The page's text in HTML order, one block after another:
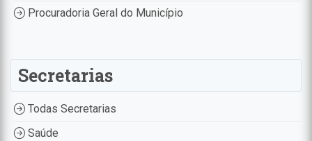
Procuradoria Geral do Município
Secretarias
Todas Secretarias
Saúde